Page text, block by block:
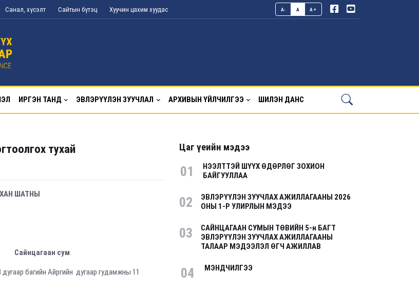
Санал, хүсэлт Сайтын бүтэц Хуучин цахим хуудас A- A A+
ИРГЭН ТАНД ЭВЛЭРҮҮЛЭН ЗУУЧЛАЛ АРХИВЫН ҮЙЛЧИЛГЭЭ ШИЛЭН ДАНС
тухай
ШАТНЫ
сум
багийн Айргийн дугаар гудамжны 11
Цаг үеийн мэдээ
01
НЭЭЛТТЭЙ ШҮҮХ ӨДӨРЛӨГ ЗОХИОН
БАЙГУУЛЛАА
02
ЭВЛЭРҮҮЛЭН ЗУУЧЛАХ АЖИЛЛАГААНЫ 2026
ОНЫ 1-Р УЛИРЛЫН МЭДЭЭ
03
САЙНЦАГААН СУМЫН ТӨВИЙН 5-н БАГТ
ЭВЛЭРҮҮЛЭН ЗУУЧЛАХ АЖИЛЛАГААНЫ
ТАЛААР МЭДЭЭЛЭЛ ӨГЧ АЖИЛЛАВ
04 МЭНДЧИЛГЭЭ